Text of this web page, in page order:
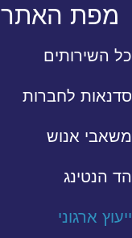
מפת האתר
כל השירותים
סדנאות לחברות
משאבי אנוש
הד הנטינג
ייעוץ ארגוני